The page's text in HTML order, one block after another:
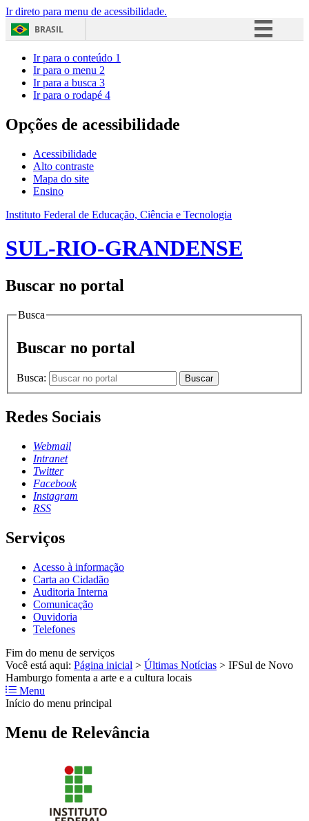
Ir direto para menu de acessibilidade.
BRASIL
Acesso à informação
Ir para o conteúdo 1
Ir para o menu 2
Ir para a busca 3
Ir para o rodapé 4
Opções de acessibilidade
Acessibilidade
Alto contraste
Mapa do site
Ensino
Instituto Federal de Educação, Ciência e Tecnologia
SUL-RIO-GRANDENSE
Buscar no portal
Busca
Buscar no portal
Busca: Buscar
Redes Sociais
Webmail
Intranet
Twitter
Facebook
Instagram
RSS
Serviços
Acesso à informação
Carta ao Cidadão
Auditoria Interna
Comunicação
Ouvidoria
Telefones
Fim do menu de serviços
Você está aqui: Página inicial > Últimas Notícias > IFSul de Novo
Hamburgo fomenta a arte e a cultura locais
Menu
Início do menu principal
Menu de Relevância